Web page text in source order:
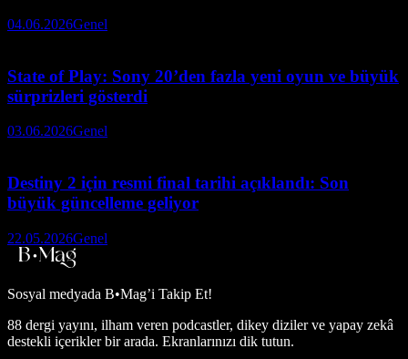
04.06.2026Genel
State of Play: Sony 20’den fazla yeni oyun ve büyük
sürprizleri gösterdi
03.06.2026Genel
Destiny 2 için resmi final tarihi açıklandı: Son
büyük güncelleme geliyor
22.05.2026Genel
Sosyal medyada B•Mag’i Takip Et!
88 dergi yayını, ilham veren podcastler, dikey diziler ve yapay zekâ
destekli içerikler bir arada. Ekranlarınızı dik tutun.